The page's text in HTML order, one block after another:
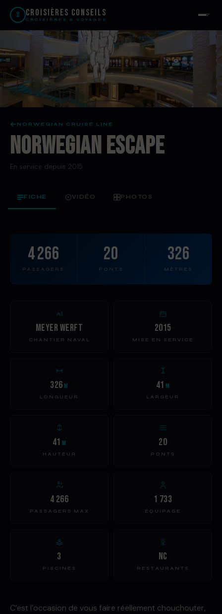
Croisières Conseils
CROISIÈRES & VOYAGES
NORWEGIAN CRUISE LINE
NORWEGIAN ESCAPE
En service depuis 2015
FICHE VIDÉO PHOTOS
4 266
PASSAGERS
20
PONTS
326
MÈTRES
Meyer Werft
CHANTIER NAVAL
2015
MISE EN SERVICE
326 m
LONGUEUR
41 m
LARGEUR
41 m
HAUTEUR
20
PONTS
4 266
PASSAGERS MAX
1 733
ÉQUIPAGE
3
PISCINES
NC
RESTAURANTS
C’est l’occasion de vous faire réellement chouchouter,